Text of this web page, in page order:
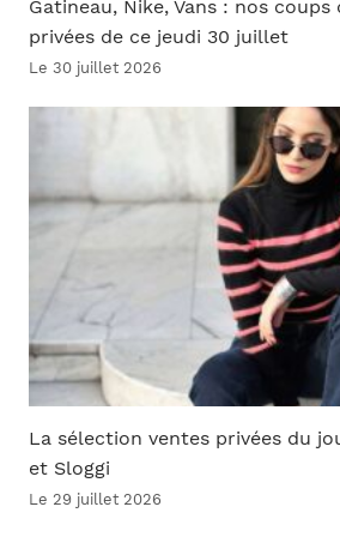
Gatineau, Nike, Vans : nos
privées de ce jeudi 30 juillet
Le 30 juillet 2026
La sélection ventes privées du
et Sloggi
Le 29 juillet 2026